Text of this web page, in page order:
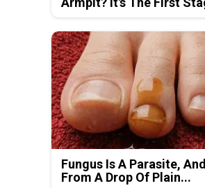
Fungus Is A Parasite,
From A Drop Of Plain...